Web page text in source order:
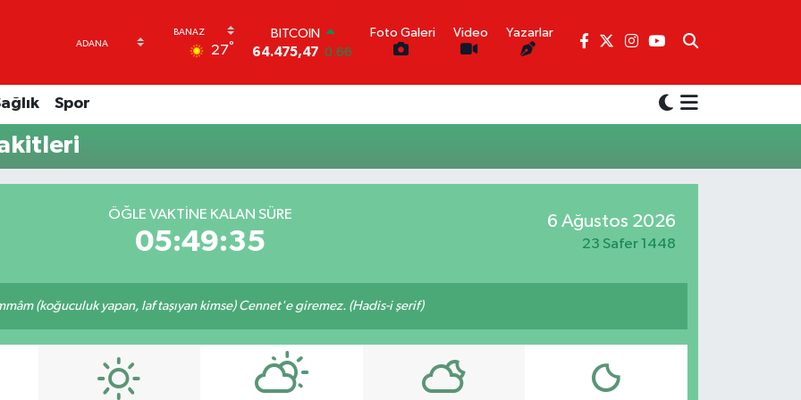
27°
BITCOIN
64.475,47 0.66
55,1336 0.18
GRAM ALTIN
6518.23
BİST100
Foto Galeri Video Yazarlar
Spor
ÖĞLE VAKTINE KALAN SÜRE
05:49:34
6 Ağustos 2026
23 Safer 1448
(koğuculuk yapan, laf taşıyan kimse) Cennet'e giremez. (Hadis-i şerif)